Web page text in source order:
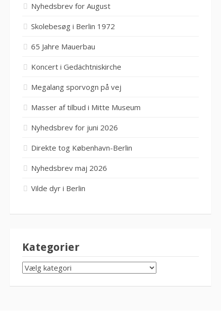
Nyhedsbrev for August
Skolebesøg i Berlin 1972
65 Jahre Mauerbau
Koncert i Gedächtniskirche
Megalang sporvogn på vej
Masser af tilbud i Mitte Museum
Nyhedsbrev for juni 2026
Direkte tog København-Berlin
Nyhedsbrev maj 2026
Vilde dyr i Berlin
Kategorier
KATEGORIER